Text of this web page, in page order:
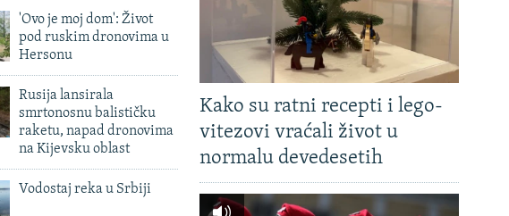
'Ovo je moj dom': Život
pod ruskim dronovima u
Hersonu
Rusija lansirala
smrtonosnu balističku
raketu, napad dronovima
na Kijevsku oblast
Vodostaj reka u Srbiji
Kako su ratni recepti i lego-
vitezovi vraćali život u
normalu devedesetih